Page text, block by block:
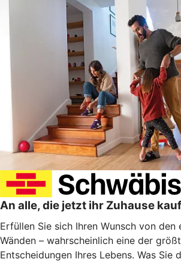
An alle, die jetzt ihr Zuhause
Erfüllen Sie sich Ihren Wunsch von den
Wänden – wahrscheinlich eine der
Entscheidungen Ihres Lebens. Was Sie